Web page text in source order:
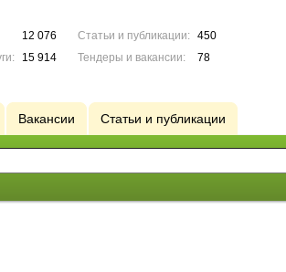
12 076
15 914
Статьи и публикации:
450
Тендеры и вакансии:
78
Вакансии Статьи и публикации